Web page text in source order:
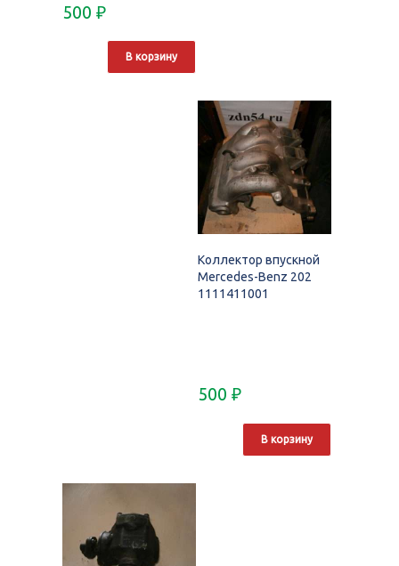
500 ₽
В корзину
Коллектор впускной
Mercedes-Benz 202
1111411001
500 ₽
В корзину